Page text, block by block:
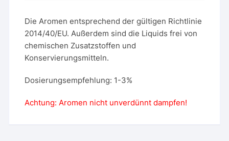
Die Aromen entsprechend der gültigen Richtlinie
2014/40/EU. Außerdem sind die Liquids frei von
chemischen Zusatzstoffen und
Konservierungsmitteln.
Dosierungsempfehlung: 1-3%
Achtung: Aromen nicht unverdünnt dampfen!